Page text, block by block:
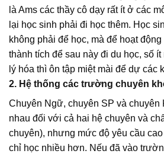
là Ams các thầy cô dạy rất ít ở các
lại học sinh phải đi học thêm. Học
không phải để học, mà để hoạt
thành tích để sau này đi du học, số
lý hóa thì ôn tập miệt mài để dự các
2. Hệ thống các trường chuyên
Chuyên Ngữ, chuyên SP và chuyên
nhau đối với cả hai hệ chuyên và
chuyên), nhưng mức độ yêu cầu
chỉ học nhiều hơn. Nếu đã vào